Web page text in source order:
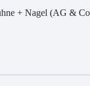
+ Nagel (AG &